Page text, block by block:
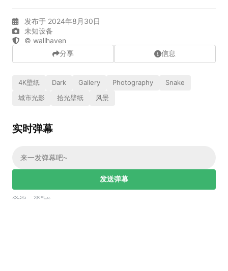
发布于 2024年8月30日
未知设备
© wallhaven
分享 信息
4K壁纸 Dark Gallery Photography
Snake
城市光影
拾光壁纸 风景
实时弹幕
发送弹幕
，发第一条吧。
弹幕会在下方多行滚动展示；匿名发送有数量和频率限制。
加载弹幕...